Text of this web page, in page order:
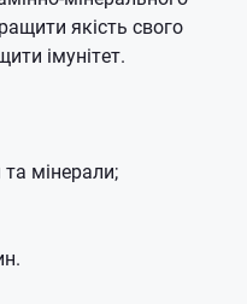
якість свого
імунітет.
мінерали;